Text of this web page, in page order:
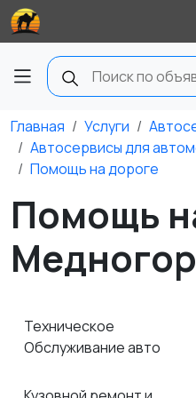
Главная Услуги
Автосервисы для
Помощь на дороге
Помощь
Техническое
Обслуживание авто